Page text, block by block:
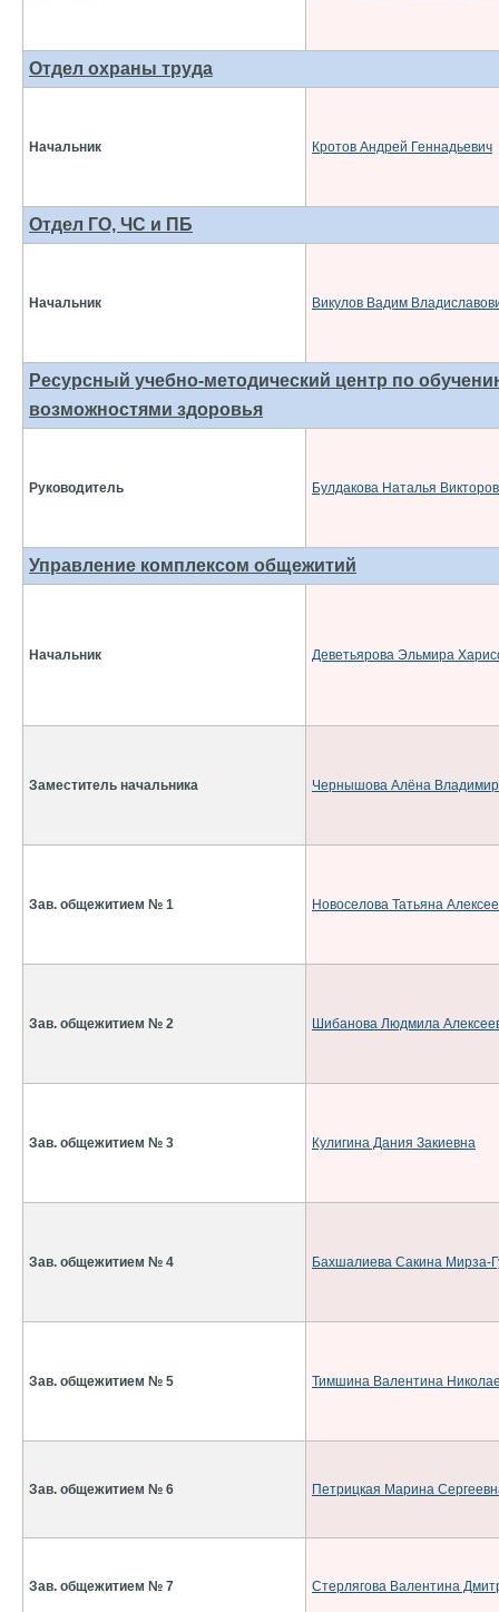
Отдел охраны труда
Начальник Кротов Андрей Геннадьевич
Отдел ГО, ЧС и ПБ
Начальник Викулов Вадим
Ресурсный учебно-методический центр по
возможностями здоровья
Руководитель Булдакова Наталья
Управление комплексом общежитий
Начальник Деветьярова Эльмира
Заместитель начальника Чернышова Алёна
Зав. общежитием № 1 Новоселова Татьяна
Зав. общежитием № 2 Шибанова Людмила
Зав. общежитием № 3 Кулигина Дания Закиевна
Зав. общежитием № 4 Бахшалиева Сакина Мирза-
Зав. общежитием № 5 Тимшина Валентина
Зав. общежитием № 6 Петрицкая Марина
Зав. общежитием № 7 Стерлягова Валентина